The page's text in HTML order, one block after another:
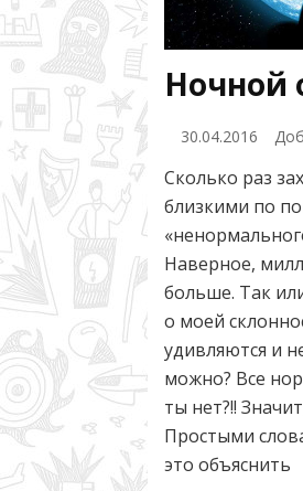
Ночной
30.04.2016
Сколько раз
близкими по
Наверное,
больше. Так
о моей
удивляются и
можно? Все
ты нет?!!
Простыми
это объяснить